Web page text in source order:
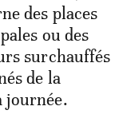
des places
ou des
surchauffés
de la
journée.